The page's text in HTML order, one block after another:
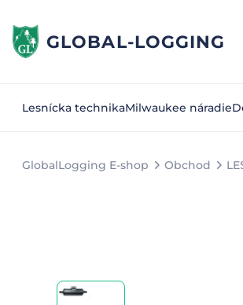
GLOBAL-LOGGING
Lesnícka technikaMilwaukee náradie
GlobalLogging E-shop Obchod